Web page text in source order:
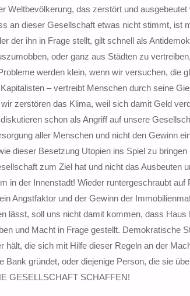
Weltbevölkerung, das zerstört und
an dieser Gesellschaft etwas nicht stimmt, ist
der ihn in Frage stellt, gilt schnell als
oder ganz aus Städten zu
werden klein, wenn wir versuchen, die
– vertreibt Menschen durch seine
zerstören das Klima, weil sich damit Geld
schon als Angriff auf unsere
aller Menschen und nicht den Gewinn
dieser Besetzung Utopien ins Spiel zu
zum Ziel hat und nicht das
in der Innenstadt! Wieder runtergeschraubt
Angstfaktor und der Gewinn der
lässt, soll uns nicht damit kommen, dass
und Macht in Frage gestellt. Demokratische
hält, die sich mit Hilfe dieser Regeln an der
Bank gründet, oder diejenige Person, die sie
GESELLSCHAFT SCHAFFEN!